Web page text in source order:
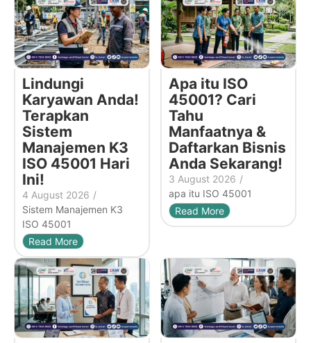
Lindungi
Karyawan Anda!
Terapkan
Sistem
Manajemen K3
ISO 45001 Hari
Ini!
4 August 2026 /
Sistem Manajemen K3
ISO 45001
Read More
Apa itu ISO
45001? Cari
Tahu
Manfaatnya &
Daftarkan Bisnis
Anda Sekarang!
3 August 2026 /
apa itu ISO 45001
Read More